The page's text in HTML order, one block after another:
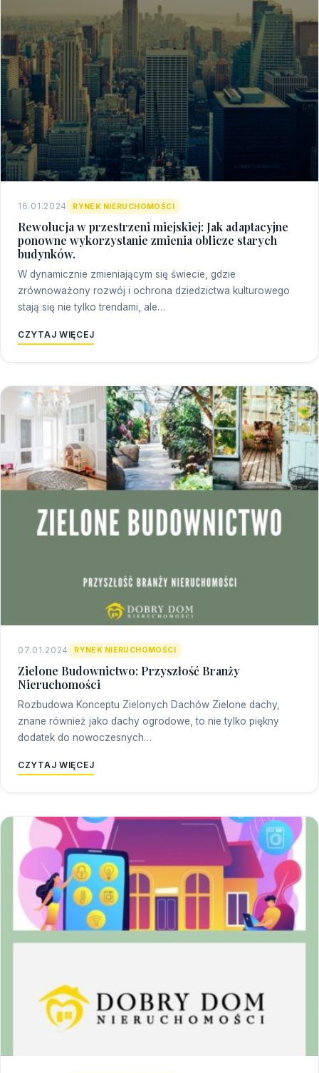
16.01.2024 RYNEK NIERUCHOMOŚCI
Rewolucja w przestrzeni miejskiej: Jak adaptacyjne
ponowne wykorzystanie zmienia oblicze starych
budynków.
W dynamicznie zmieniającym się świecie, gdzie
zrównoważony rozwój i ochrona dziedzictwa kulturowego
stają się nie tylko trendami, ale…
CZYTAJ WIĘCEJ
07.01.2024 RYNEK NIERUCHOMOŚCI
Zielone Budownictwo: Przyszłość Branży
Nieruchomości
Rozbudowa Konceptu Zielonych Dachów Zielone dachy,
znane również jako dachy ogrodowe, to nie tylko piękny
dodatek do nowoczesnych…
CZYTAJ WIĘCEJ